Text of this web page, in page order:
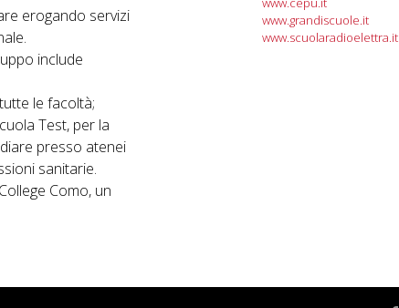
erogando servizi
include
le facoltà;
Test, per la
presso atenei
sanitarie.
Como, un
www.grandiscuole.it
www.scuolaradioelettra.it